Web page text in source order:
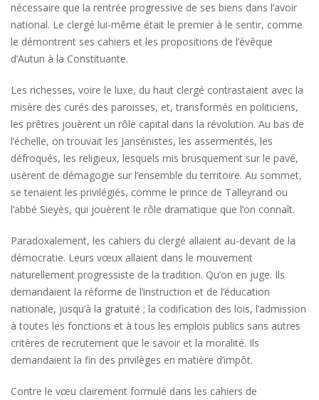
nécessaire que la rentrée progressive de ses biens dans l’avoir
national. Le clergé lui-même était le premier à le sentir, comme
le démontrent ses cahiers et les propositions de l’évêque
d’Autun à la Constituante.
Les richesses, voire le luxe, du haut clergé contrastaient avec la
misère des curés des paroisses, et, transformés en politiciens,
les prêtres jouèrent un rôle capital dans la révolution. Au bas de
l’échelle, on trouvait les Jansénistes, les assermentés, les
défroqués, les religieux, lesquels mis brusquement sur le pavé,
usèrent de démagogie sur l’ensemble du territoire. Au sommet,
se tenaient les privilégiés, comme le prince de Talleyrand ou
l’abbé Sieyès, qui jouèrent le rôle dramatique que l’on connaît.
Paradoxalement, les cahiers du clergé allaient au-devant de la
démocratie. Leurs vœux allaient dans le mouvement
naturellement progressiste de la tradition. Qu’on en juge. Ils
demandaient la réforme de l’instruction et de l’éducation
nationale, jusqu’à la gratuité ; la codification des lois, l’admission
à toutes les fonctions et à tous les emplois publics sans autres
critères de recrutement que le savoir et la moralité. Ils
demandaient la fin des privilèges en matière d’impôt.
Contre le vœu clairement formulé dans les cahiers de